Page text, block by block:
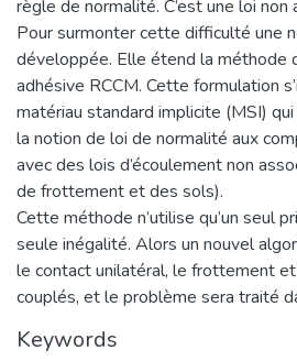
règle de normalité. C’est une loi non
Pour surmonter cette difficulté une
développée. Elle étend la méthode
adhésive RCCM. Cette formulation
matériau standard implicite (MSI)
la notion de loi de normalité aux
avec des lois d’écoulement non
de frottement et des sols).
Cette méthode n’utilise qu’un seul
seule inégalité. Alors un nouvel
le contact unilatéral, le frottement
couplés, et le problème sera traité
Keywords